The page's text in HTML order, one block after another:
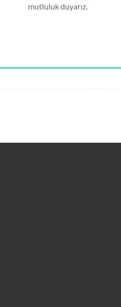
mutluluk duyarız.